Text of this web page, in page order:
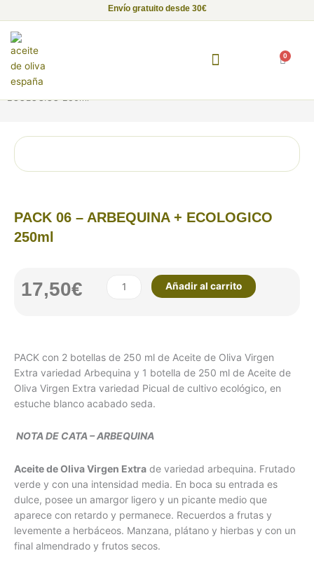
al
contenido
0
Carrito
Envío gratuito desde 30€
Inicio/Pack Aceite de Oliva Virgen Extra
ECOLOGICO 250ml
PACK 06 – ARBEQUINA + ECOLOGICO
250ml
17,50€
PACK
ECOLOGICO
250ml
cantidad
Añadir al carrito
PACK con 2 botellas de 250 ml de Aceite de Oliva Virgen
Extra variedad Arbequina y 1 botella de 250 ml de Aceite de
Oliva Virgen Extra variedad Picual de cultivo ecológico, en
estuche blanco acabado seda.
NOTA DE CATA – ARBEQUINA
Aceite de Oliva Virgen Extra de variedad arbequina. Frutado
verde y con una intensidad media. En boca su entrada es
dulce, posee un amargor ligero y un picante medio que
aparece con retardo y permanece. Recuerdos a frutas y
levemente a herbáceos. Manzana, plátano y hierbas y con un
final almendrado y frutos secos.